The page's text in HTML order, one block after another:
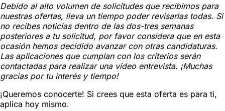
Debido al alto volumen de solicitudes que recibimos para
nuestras ofertas, lleva un tiempo poder revisarlas todas. Si
no recibes noticias dentro de las dos-tres semanas
posteriores a tu solicitud, por favor considera que en esta
ocasión hemos decidido avanzar con otras candidaturas.
Las aplicaciones que cumplan con los criterios serán
contactadas para realizar una vídeo entrevista. ¡Muchas
gracias por tu interés y tiempo!
¡Queremos conocerte! Si crees que esta oferta es para ti,
aplica hoy mismo.